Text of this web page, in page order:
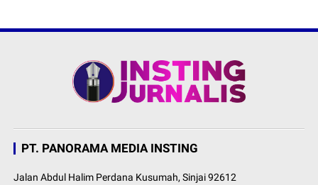
PT. PANORAMA MEDIA INSTING
Jalan Abdul Halim Perdana Kusumah, Sinjai 92612